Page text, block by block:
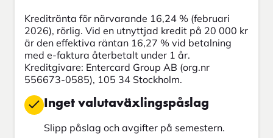
Kreditränta för närvarande 16,24 % (februari
2026), rörlig. Vid en utnyttjad kredit på 20 000 kr
är den effektiva räntan 16,27 % vid betalning
med e-faktura återbetalt under 1 år.
Kreditgivare: Entercard Group AB (org.nr
556673-0585), 105 34 Stockholm.
Inget valutaväxlingspåslag
Slipp påslag och avgifter på semestern.